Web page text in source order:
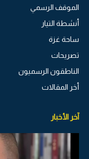
الموقف الرسمي
أنشطة التيار
ساحة غزة
تصريحات
الناطقون الرسميون
أخر المقالات
آخر الأخبار